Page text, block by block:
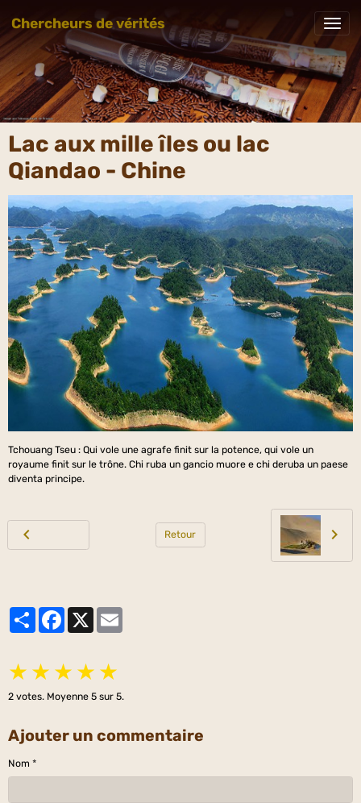
Chercheurs de vérités
Lac aux mille îles ou lac
Qiandao - Chine
Tchouang Tseu : Qui vole une agrafe finit sur la potence, qui vole un
royaume finit sur le trône. Chi ruba un gancio muore e chi deruba un paese
diventa principe.
Retour
PartagerFacebook
X
★ ★ ★ ★ ★
2 votes. Moyenne 5 sur 5.
Ajouter un commentaire
Nom